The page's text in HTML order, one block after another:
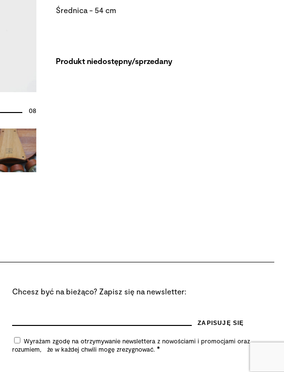
08
Średnica - 54 cm
Produkt niedostępny/sprzedany
Chcesz być na bieżąco? Zapisz się na newsletter:
Wyrażam zgodę na otrzymywanie newslettera z nowościami i promocjami oraz
rozumiem, że w każdej chwili mogę zrezygnować. *